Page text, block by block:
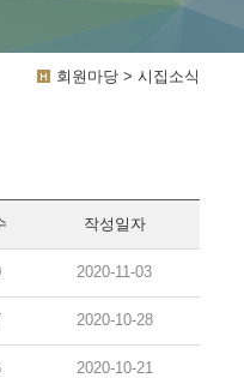
회원마당 > 시집소식
작성일자
2020-11-03
2020-10-28
2020-10-21